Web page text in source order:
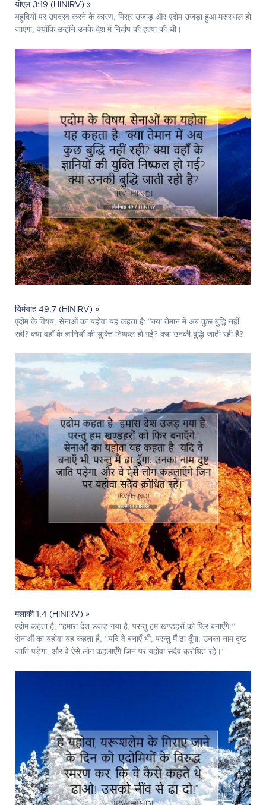
योएल 3:19 (HINIRV) »
यहूदियों पर उपद्रव करने के कारण, मिस्र उजाड़ और एदोम उजड़ा हुआ मरुस्थल हो
जाएगा, क्योंकि उन्होंने उनके देश में निर्दोष की हत्या की थी।
यिर्मयाह 49:7 (HINIRV) »
एदोम के विषय, सेनाओं का यहोवा यह कहता है: “क्या तेमान में अब कुछ बुद्धि नहीं
रही? क्या वहाँ के ज्ञानियों की युक्ति निष्फल हो गई? क्या उनकी बुद्धि जाती रही है?
मलाकी 1:4 (HINIRV) »
एदोम कहता है, “हमारा देश उजड़ गया है, परन्तु हम खण्डहरों को फिर बनाएँगे;”
सेनाओं का यहोवा यह कहता है, “यदि वे बनाएँ भी, परन्तु मैं ढा दूँगा; उनका नाम दुष्ट
जाति पड़ेगा, और वे ऐसे लोग कहलाएँगे जिन पर यहोवा सदैव क्रोधित रहे।”